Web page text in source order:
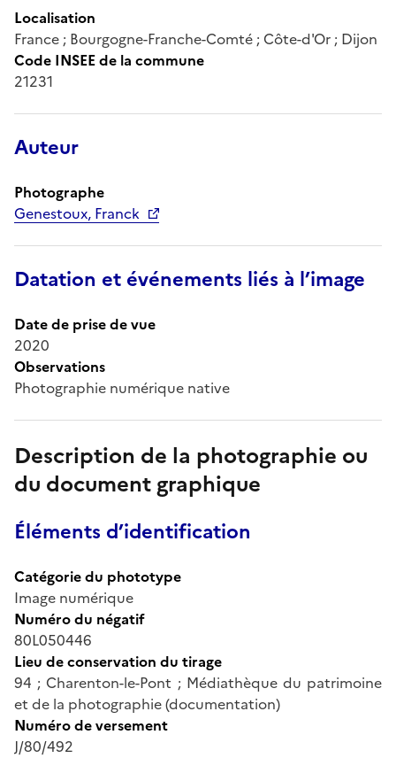
Localisation
France ; Bourgogne-Franche-Comté ; Côte-d'Or ; Dijon
Code INSEE de la commune
21231
Auteur
Photographe
Genestoux, Franck
Datation et événements liés à l’image
Date de prise de vue
2020
Observations
Photographie numérique native
Description de la photographie ou
du document graphique
Éléments d’identification
Catégorie du phototype
Image numérique
Numéro du négatif
80L050446
Lieu de conservation du tirage
94 ; Charenton-le-Pont ; Médiathèque du patrimoine
et de la photographie (documentation)
Numéro de versement
J/80/492